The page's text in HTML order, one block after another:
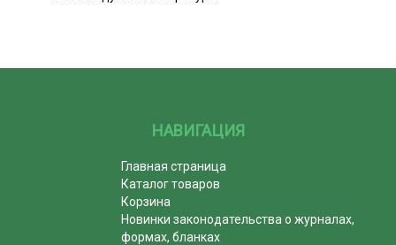
НАВИГАЦИЯ
Главная страница
Каталог товаров
Корзина
Новинки законодательства о журналах,
формах, бланках